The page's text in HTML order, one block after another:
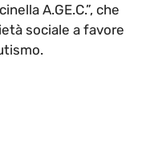
A.GE.C.”, che
sociale a favore